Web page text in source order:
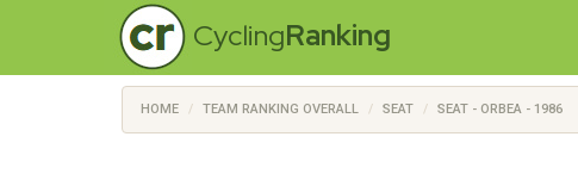
CyclingRanking
HOME TEAM RANKING OVERALL SEAT SEAT - ORBEA - 1986